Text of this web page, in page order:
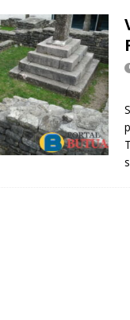
07/08/2026 ] Najava